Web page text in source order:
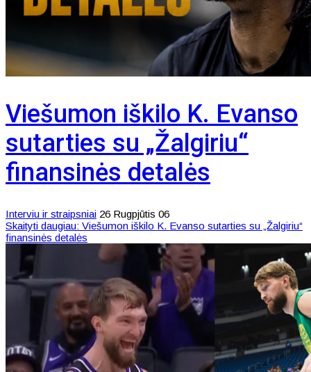
Viešumon iškilo K. Evanso
sutarties su „Žalgiriu“
finansinės detalės
Interviu ir straipsniai 26 Rugpjūtis 06
Skaityti daugiau: Viešumon iškilo K. Evanso sutarties su „Žalgiriu“
finansinės detalės